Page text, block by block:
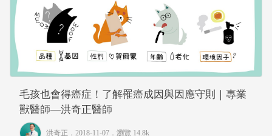
毛孩也會得癌症！了解罹癌成因與因應守則｜專業
獸醫師—洪奇正醫師
洪奇正 ．2018-11-07． 瀏覽 14.8k